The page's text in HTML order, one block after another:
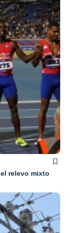
relevo mixto